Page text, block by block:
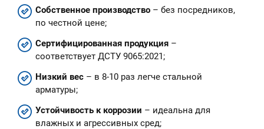
Собственное производство – без посредников,
по честной цене;
Сертифицированная продукция –
соответствует ДСТУ 9065:2021;
Низкий вес – в 8-10 раз легче стальной
арматуры;
Устойчивость к коррозии – идеальна для
влажных и агрессивных сред;